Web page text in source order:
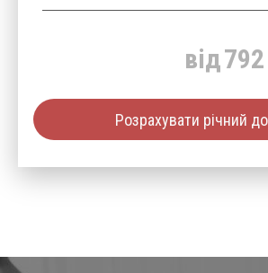
від
Розрахувати річний